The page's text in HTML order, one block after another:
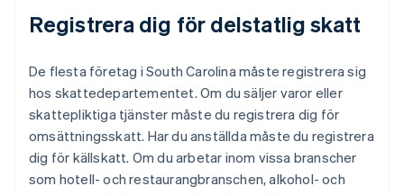
Registrera dig för delstatlig skatt
De flesta företag i South Carolina måste registrera sig
hos skattedepartementet. Om du säljer varor eller
skattepliktiga tjänster måste du registrera dig för
omsättningsskatt. Har du anställda måste du registrera
dig för källskatt. Om du arbetar inom vissa branscher
som hotell- och restaurangbranschen, alkohol- och